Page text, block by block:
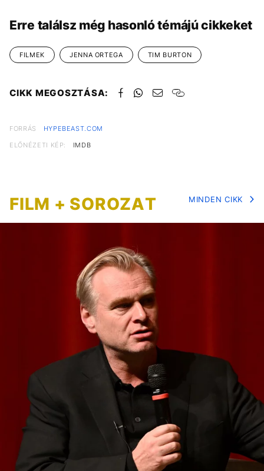
Erre találsz még hasonló témájú cikkeket
FILMEK JENNA ORTEGA TIM BURTON
CIKK MEGOSZTÁSA:
FORRÁS
HYPEBEAST.COM
ELŐNÉZETI KÉP:
IMDB
FILM + SOROZAT MINDEN CIKK